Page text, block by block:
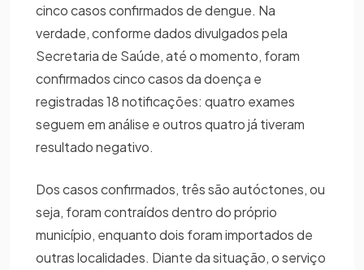
cinco casos confirmados de dengue. Na
verdade, conforme dados divulgados pela
Secretaria de Saúde, até o momento, foram
confirmados cinco casos da doença e
registradas 18 notificações: quatro exames
seguem em análise e outros quatro já tiveram
resultado negativo.
Dos casos confirmados, três são autóctones, ou
seja, foram contraídos dentro do próprio
município, enquanto dois foram importados de
outras localidades. Diante da situação, o serviço